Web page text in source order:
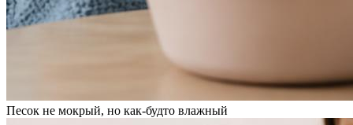
Песок не мокрый, но как-будто влажный